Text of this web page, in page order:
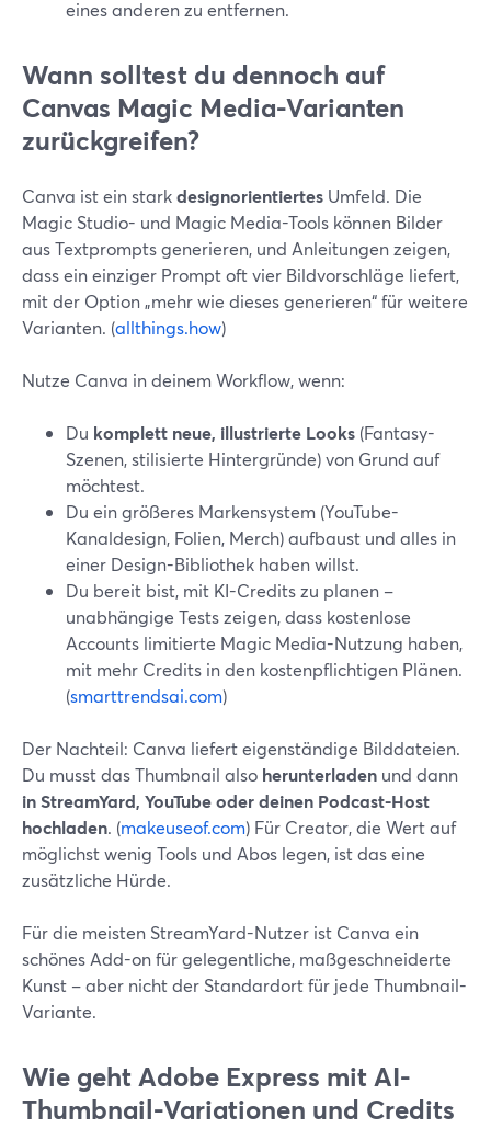
eines anderen zu entfernen.
Wann solltest du dennoch auf
Canvas Magic Media-Varianten
zurückgreifen?
Canva ist ein starkdesignorientiertes Umfeld. Die
Magic Studio- und Magic Media-Tools können Bilder
aus Textprompts generieren, und Anleitungen zeigen,
dass ein einziger Prompt oft vier Bildvorschläge liefert,
mit der Option „mehr wie dieses generieren“ für weitere
Varianten. (allthings.how)
Nutze Canva in deinem Workflow, wenn:
Du komplett neue, illustrierte Looks (Fantasy-
Szenen, stilisierte Hintergründe) von Grund auf
möchtest.
Du ein größeres Markensystem (YouTube-
Kanaldesign, Folien, Merch) aufbaust und alles in
einer Design-Bibliothek haben willst.
Du bereit bist, mit KI-Credits zu planen –
unabhängige Tests zeigen, dass kostenlose
Accounts limitierte Magic Media-Nutzung haben,
mit mehr Credits in den kostenpflichtigen Plänen.
(smarttrendsai.com)
Der Nachteil: Canva liefert eigenständige Bilddateien.
Du musst das Thumbnail also herunterladen und dann
in StreamYard, YouTube oder deinen Podcast-Host
hochladen. (makeuseof.com) Für Creator, die Wert auf
möglichst wenig Tools und Abos legen, ist das eine
zusätzliche Hürde.
Für die meisten StreamYard-Nutzer ist Canva ein
schönes Add-on für gelegentliche, maßgeschneiderte
Kunst – aber nicht der Standardort für jede Thumbnail-
Variante.
Wie geht Adobe Express mit AI-
Thumbnail-Variationen und Credits